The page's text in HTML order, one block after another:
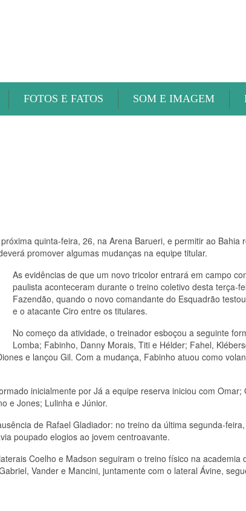
FOTOS E FATOS SOM E IMAGEM
quinta-feira, 26, na Arena Barueri, e permitir ao Bahia
promover algumas mudanças na equipe titular.
As evidências de que um novo tricolor entrará em campo
paulista aconteceram durante o treino coletivo desta terça-
Fazendão, quando o novo comandante do Esquadrão
e o atacante Ciro entre os titulares.
No começo da atividade, o treinador esboçou a seguinte
Lomba; Fabinho, Danny Morais, Titi e Hélder; Fahel,
e lançou Gil. Com a mudança, Fabinho atuou como
inicialmente por Já a equipe reserva iniciou com Omar;
e Jones; Lulinha e Júnior.
de Rafael Gladiador: no treino da última segunda-
poupado elogios ao jovem centroavante.
Coelho e Madson seguiram o treino físico na academia
Vander e Mancini, juntamente com o lateral Ávine,